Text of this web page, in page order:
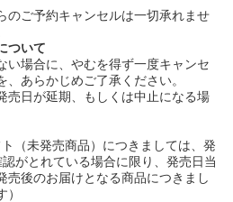
のご予約キャンセルは一切承れませ
ついて
い場合に、やむを得ず一度キャンセ
あらかじめご了承ください。
売日が延期、もしくは中止になる場
（未発売商品）につきましては、発
がとれている場合に限り、発売日当
売後のお届けとなる商品につきまし